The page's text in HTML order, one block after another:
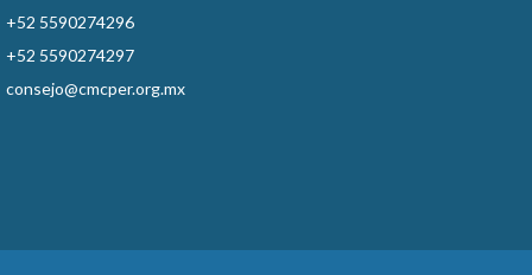
+52 5590274296
+52 5590274297
consejo@cmcper.org.mx